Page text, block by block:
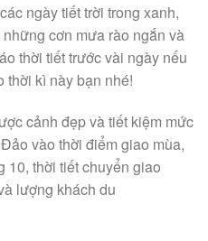
các ngày tiết trời trong xanh,
những cơn mưa rào ngắn và
thời tiết trước vài ngày nếu
thời kì này bạn nhé!
cảnh đẹp và tiết kiệm mức
vào thời điểm giao mùa,
10, thời tiết chuyển giao
lượng khách du